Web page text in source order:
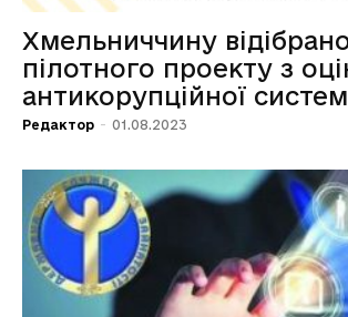
Хмельниччину
пілотного проекту з
антикорупційної
Редактор - 01.08.2023